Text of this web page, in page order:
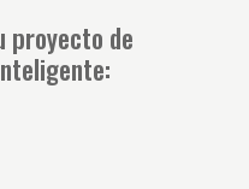
proyecto de